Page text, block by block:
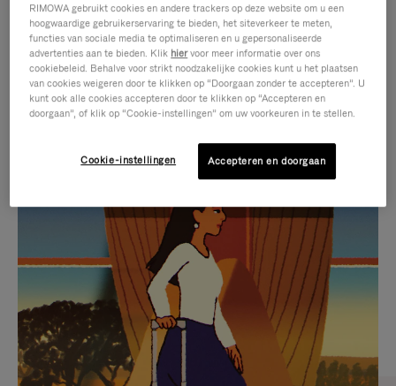
IS
NIET
GEPAUZEERD,
DRUK
OP
OM
GELUID
VAN
DE
VIDEO
IS
UITGESCHAKELD.
SELECTIE VAN GESCHENKEN
Ontdek de perfecte metgezel
voor elke reis
RIMOWA gebruikt cookies en andere trackers op deze website om u een
hoogwaardige gebruikerservaring te bieden, het siteverkeer te meten,
functies van sociale media te optimaliseren en u gepersonaliseerde
advertenties aan te bieden. Klik hiervoor meer informatie over ons
cookiebeleid. Behalve voor strikt noodzakelijke cookies kunt u het plaatsen
van cookies weigeren door te klikken op “Doorgaan zonder te accepteren”. U
kunt ook alle cookies accepteren door te klikken op “Accepteren en
doorgaan”, of klik op “Cookie-instellingen” om uw voorkeuren in te stellen.
Cookie-instellingen Accepteren en doorgaan